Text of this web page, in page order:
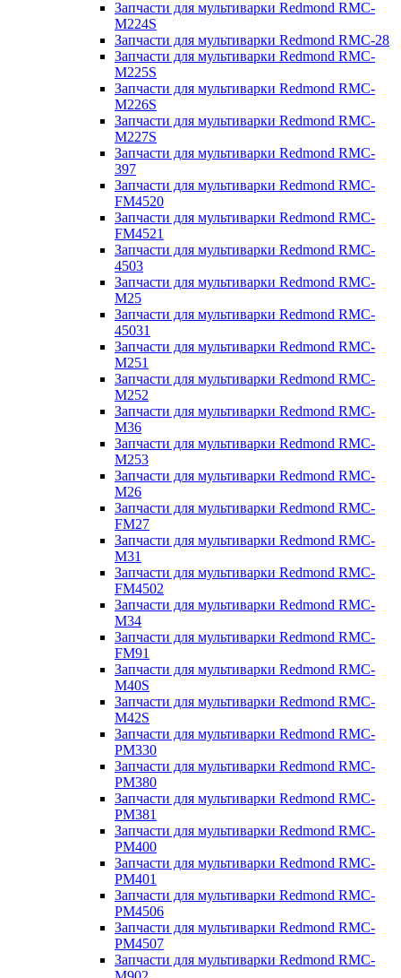
Запчасти для мультиварки Redmond RMC-
M224S
Запчасти для мультиварки Redmond RMC-28
Запчасти для мультиварки Redmond RMC-
M225S
Запчасти для мультиварки Redmond RMC-
M226S
Запчасти для мультиварки Redmond RMC-
M227S
Запчасти для мультиварки Redmond RMC-
397
Запчасти для мультиварки Redmond RMC-
FM4520
Запчасти для мультиварки Redmond RMC-
FM4521
Запчасти для мультиварки Redmond RMC-
4503
Запчасти для мультиварки Redmond RMC-
M25
Запчасти для мультиварки Redmond RMC-
45031
Запчасти для мультиварки Redmond RMC-
M251
Запчасти для мультиварки Redmond RMC-
M252
Запчасти для мультиварки Redmond RMC-
M36
Запчасти для мультиварки Redmond RMC-
M253
Запчасти для мультиварки Redmond RMC-
M26
Запчасти для мультиварки Redmond RMC-
FM27
Запчасти для мультиварки Redmond RMC-
M31
Запчасти для мультиварки Redmond RMC-
FM4502
Запчасти для мультиварки Redmond RMC-
M34
Запчасти для мультиварки Redmond RMC-
FM91
Запчасти для мультиварки Redmond RMC-
M40S
Запчасти для мультиварки Redmond RMC-
M42S
Запчасти для мультиварки Redmond RMC-
PM330
Запчасти для мультиварки Redmond RMC-
PM380
Запчасти для мультиварки Redmond RMC-
PM381
Запчасти для мультиварки Redmond RMC-
PM400
Запчасти для мультиварки Redmond RMC-
PM401
Запчасти для мультиварки Redmond RMC-
PM4506
Запчасти для мультиварки Redmond RMC-
PM4507
Запчасти для мультиварки Redmond RMC-